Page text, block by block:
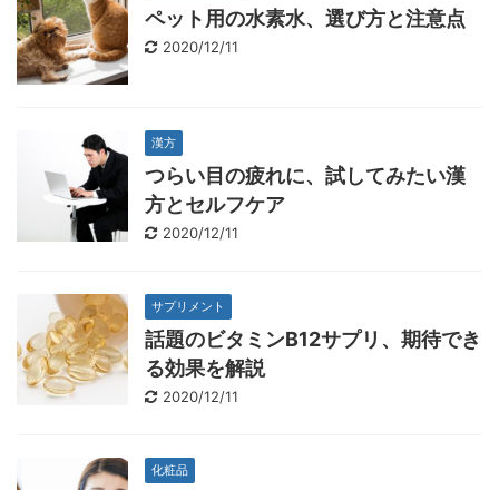
ペット用の水素水、選び方と注意点
2020/12/11
漢方
つらい目の疲れに、試してみたい漢
方とセルフケア
2020/12/11
サプリメント
話題のビタミンB12サプリ、期待でき
る効果を解説
2020/12/11
化粧品